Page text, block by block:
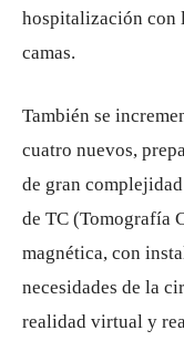
hospitalización con
camas.
También se
cuatro nuevos,
de gran
de TC (Tomografía
magnética, con
necesidades de la
realidad virtual y